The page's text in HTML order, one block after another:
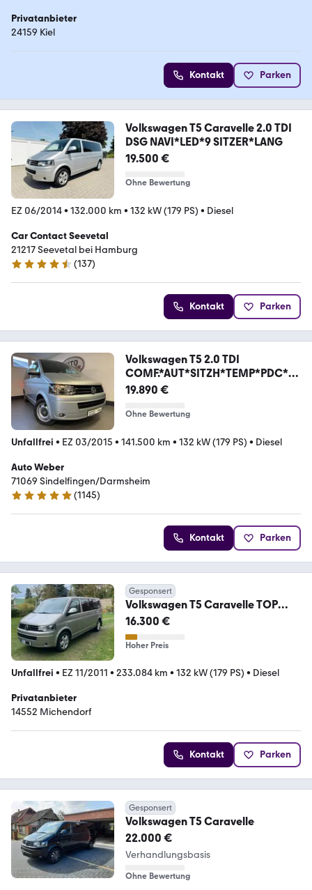
Privatanbieter
24159 Kiel
Kontakt Parken
Volkswagen T5 Caravelle 2.0 TDI
DSG NAVI*LED*9 SITZER*LANG
19.500 €
Ohne Bewertung
EZ 06/2014• 132.000 km • 132 kW (179 PS) • Diesel
Car Contact Seevetal
21217 Seevetal bei Hamburg
4.5 Sterne
(137)
Kontakt Parken
Volkswagen T5 2.0 TDI
COMF.*AUT*SITZH*TEMP*PDC*B
T*NAVI*2X S
19.890 €
Ohne Bewertung
Unfallfrei • EZ 03/2015 • 141.500 km • 132 kW (179 PS) • Diesel
Auto Weber
71069 Sindelfingen/Darmsheim
4.9 Sterne
(1145)
Kontakt Parken
Gesponsert
Volkswagen T5 Caravelle TOP
Gepflegt
16.300 €
Hoher Preis
Unfallfrei • EZ 11/2011 • 233.084 km • 132 kW (179 PS) • Diesel
Privatanbieter
14552 Michendorf
Kontakt Parken
Gesponsert
Volkswagen T5 Caravelle
22.000 €
Verhandlungsbasis
Ohne Bewertung